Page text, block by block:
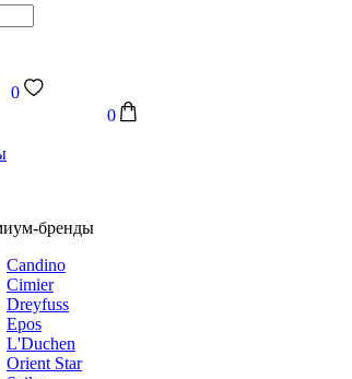
0
0
бренды
Candino
Cimier
Dreyfuss
Epos
L'Duchen
Orient Star